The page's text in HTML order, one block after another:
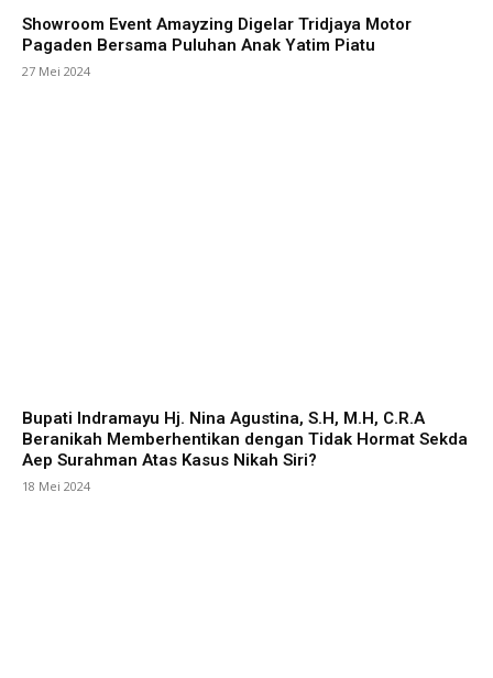
Showroom Event Amayzing Digelar Tridjaya Motor
Pagaden Bersama Puluhan Anak Yatim Piatu
27 Mei 2024
Bupati Indramayu Hj. Nina Agustina, S.H, M.H, C.R.A
Beranikah Memberhentikan dengan Tidak Hormat Sekda
Aep Surahman Atas Kasus Nikah Siri?
18 Mei 2024